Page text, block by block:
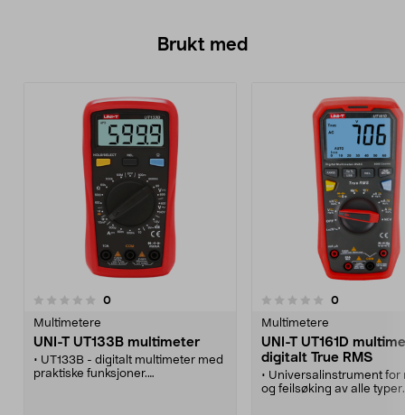
Brukt med
0anmeldelser
Multimetere
UNI-T UT133B multimeter
• UT133B - digitalt multimeter med
praktiske funksjoner.
0.0 av 5 stjerner 0anmeldelser
Multimetere
UNI-T UT161D
digitalt True RMS
• Universalinstrument for
og feilsøking av alle typer
0.0 av 5 stjerner